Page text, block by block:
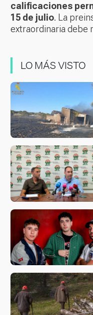
calificaciones
15 de julio. La
extraordinaria debe
LO MÁS VISTO